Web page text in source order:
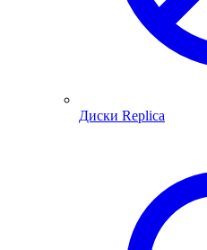
Диски Replica